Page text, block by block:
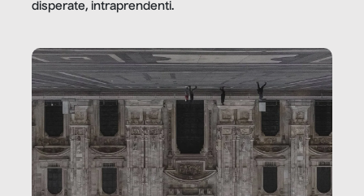
disperate, intraprendenti.